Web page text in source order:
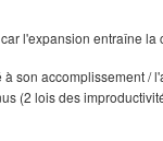
l'expansion entraîne la
son accomplissement /
(2 lois des